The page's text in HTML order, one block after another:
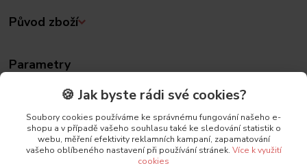
Původ zboží
Parametry
Lormar
🍪 Jak byste rádi své cookies?
Soubory cookies používáme ke správnému fungování našeho e-
shopu a v případě vašeho souhlasu také ke sledování statistik o
webu, měření efektivity reklamních kampaní, zapamatování
vašeho oblíbeného nastavení při používání stránek. Více k využití
cookies